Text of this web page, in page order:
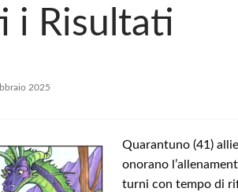
i Risultati
2025
Quarantuno (41)
onorano
turni con tempo di